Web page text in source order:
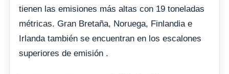
tienen las emisiones más altas con 19 toneladas
métricas. Gran Bretaña, Noruega, Finlandia e
Irlanda también se encuentran en los escalones
superiores de emisión .